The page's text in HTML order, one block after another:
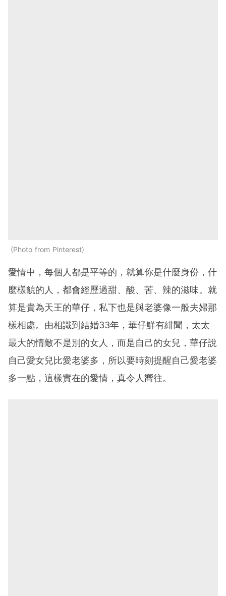
Photo from Pinterest
愛情中，每個人都是平等的，就算你是什麼身份，什
麼樣貌的人，都會經歷過甜、酸、苦、辣的滋味。就
算是貴為天王的華仔，私下也是與老婆像一般夫婦那
樣相處。由相識到結婚33年，華仔鮮有緋聞，太太
最大的情敵不是別的女人，而是自己的女兒，華仔說
自己愛女兒比愛老婆多，所以要時刻提醒自己愛老婆
多一點，這樣實在的愛情，真令人嚮往。